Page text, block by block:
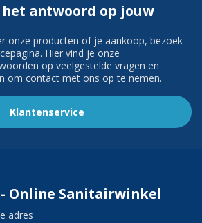
antwoord op jouw
onze producten of je aankoop, bezoek
Hier vind je onze
op veelgestelde vragen en
om contact met ons op te nemen.
Klantenservice
Online Sanitairwinkel
adres